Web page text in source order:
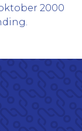
2000